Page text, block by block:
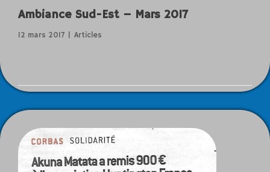
Ambiance Sud-Est – Mars 2017
12 mars 2017 Articles